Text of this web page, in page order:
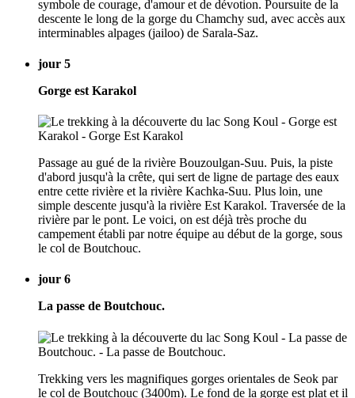
symbole de courage, d'amour et de dévotion. Poursuite de la
descente le long de la gorge du Chamchy sud, avec accès aux
interminables alpages (jailoo) de Sarala-Saz.
jour 5
Gorge est Karakol
Passage au gué de la rivière Bouzoulgan-Suu. Puis, la piste
d'abord jusqu'à la crête, qui sert de ligne de partage des eaux
entre cette rivière et la rivière Kachka-Suu. Plus loin, une
simple descente jusqu'à la rivière Est Karakol. Traversée de la
rivière par le pont. Le voici, on est déjà très proche du
campement établi par notre équipe au début de la gorge, sous
le col de Boutchouc.
jour 6
La passe de Boutchouc.
Trekking vers les magnifiques gorges orientales de Seok par
le col de Boutchouc (3400m). Le fond de la gorge est plat et il